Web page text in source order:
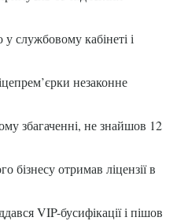
службовому кабінеті і
незаконне
збагаченні, не знайшов 12
бізнесу отримав ліцензії в
VIP-бусифікації і пішов